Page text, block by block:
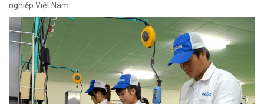
nghiệp Việt Nam.